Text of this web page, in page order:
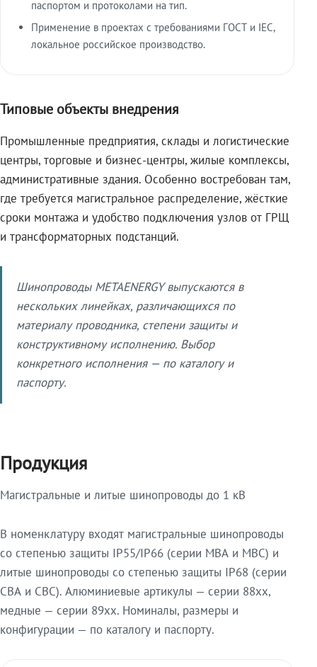
паспортом и протоколами на тип.
Применение в проектах с требованиями ГОСТ и IEC,
локальное российское производство.
Типовые объекты внедрения
Промышленные предприятия, склады и логистические
центры, торговые и бизнес-центры, жилые комплексы,
административные здания. Особенно востребован там,
где требуется магистральное распределение, жёсткие
сроки монтажа и удобство подключения узлов от ГРЩ
и трансформаторных подстанций.
Шинопроводы METAENERGY выпускаются в
нескольких линейках, различающихся по
материалу проводника, степени защиты и
конструктивному исполнению. Выбор
конкретного исполнения — по каталогу и
паспорту.
Продукция
Магистральные и литые шинопроводы до 1 кВ
В номенклатуру входят магистральные шинопроводы
со степенью защиты IP55/IP66 (серии МВА и МВС) и
литые шинопроводы со степенью защиты IP68 (серии
СВА и СВС). Алюминиевые артикулы — серии 88xx,
медные — серии 89xx. Номиналы, размеры и
конфигурации — по каталогу и паспорту.